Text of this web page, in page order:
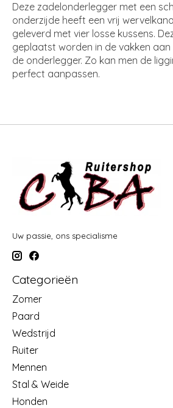
Deze zadelonderlegger met een
onderzijde heeft een vrij
geleverd met vier losse kussens.
geplaatst worden in de vakken
de onderlegger. Zo kan men de
perfect aanpassen.
Uw passie, ons specialisme
Categorieën
Zomer
Paard
Wedstrijd
Ruiter
Mennen
Stal & Weide
Honden